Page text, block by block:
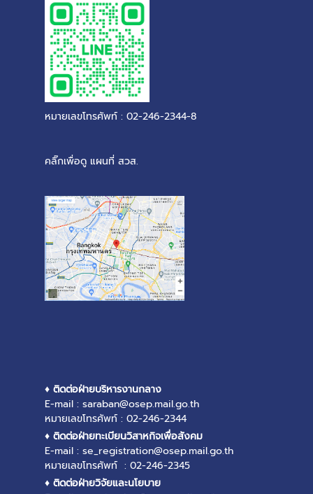
หมายเลขโทรศัพท์ : 02-246-2344-8
คลิ๊กเพื่อดู แผนที่ สวส.
♦ ติดต่อฝ่ายบริหารงานกลาง
E-mail : saraban@osep.mail.go.th
หมายเลขโทรศัพท์ : 02-246-2344
♦ ติดต่อฝ่ายทะเบียนวิสาหกิจเพื่อสังคม
E-mail : se_registration@osep.mail.go.th
หมายเลขโทรศัพท์ : 02-246-2345
♦ ติดต่อฝ่ายวิจัยและนโยบาย